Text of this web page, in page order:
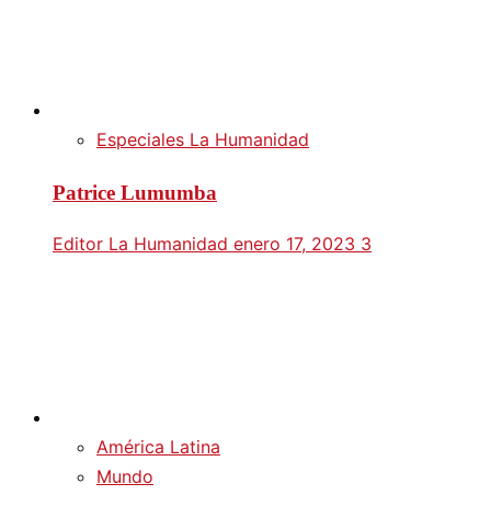
Especiales La Humanidad
Patrice Lumumba
Editor La Humanidad enero 17, 2023 3
América Latina
Mundo